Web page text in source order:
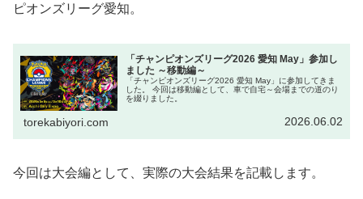
ピオンズリーグ愛知。
「チャンピオンズリーグ2026 愛知 May」参加し
ました ～移動編～
「チャンピオンズリーグ2026 愛知 May」に参加してきま
した。 今回は移動編として、車で自宅～会場までの道のり
を綴りました。
torekabiyori.com 2026.06.02
今回は大会編として、実際の大会結果を記載します。